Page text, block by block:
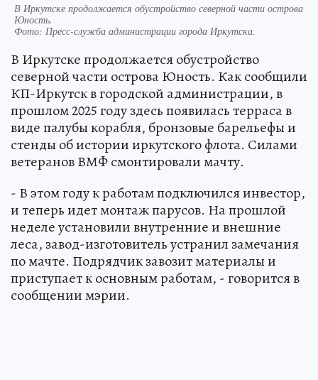
В Иркутске продолжается обустройство северной части острова
Юность.
Фото: Пресс-служба администрации города Иркутска.
В Иркутске продолжается обустройство
северной части острова Юность. Как сообщили
КП-Иркутск в городской администрации, в
прошлом 2025 году здесь появилась терраса в
виде палубы корабля, бронзовые барельефы и
стенды об истории иркутского флота. Силами
ветеранов ВМФ смонтировали мачту.
- В этом году к работам подключился инвестор,
и теперь идет монтаж парусов. На прошлой
неделе установили внутренние и внешние
леса, завод-изготовитель устранил замечания
по мачте. Подрядчик завозит материалы и
приступает к основным работам, - говорится в
сообщении мэрии.